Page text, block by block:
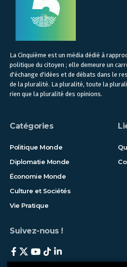
La Cinquième est un média dédié à
politique du citoyen ; elle demeure un
d'échange d'idées et de débats dans le
de la pluralité. La pluralité, toute la
rien que la pluralité des opinions.
Catégories
Politique Monde
Diplomatie Monde
Économie Monde
Culture et Sociétés
Vie Pratique
Suivez-nous !